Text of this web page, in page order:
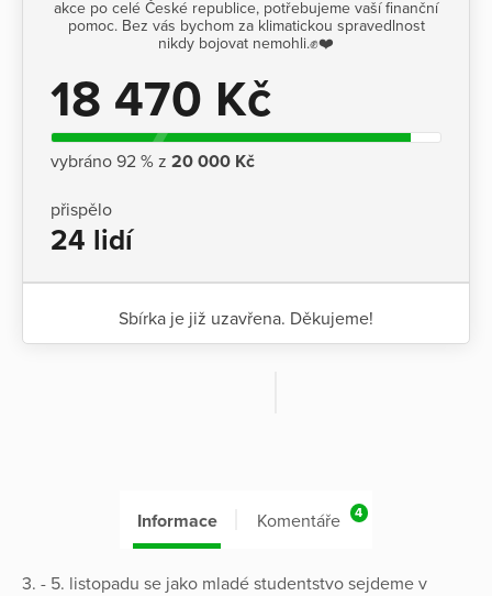
akce po celé České republice, potřebujeme vaší finanční
pomoc. Bez vás bychom za klimatickou spravedlnost
nikdy bojovat nemohli.✊❤️
18 470 Kč
vybráno 92 % z 20 000 Kč
přispělo
24 lidí
Sbírka je již uzavřena. Děkujeme!
Informace Komentáře 4
3. - 5. listopadu se jako mladé studentstvo sejdeme v